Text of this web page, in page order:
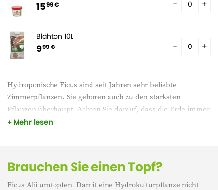
Hydroponische Ficus sind seit Jahren sehr beliebte
Zimmerpflanzen. Sie gehören auch zu den stärksten
Pflanzen überhaupt. Achten Sie darauf, dass die Erde immer
leicht feucht ist, und stellen Sie die Pflanze an einen Ort mit
Mehr lesen
1599 €
Blähton 10L
999 €
Brauchen Sie einen Topf?
Ficus Alii umtopfen. Damit eine Hydrokulturpflanze nicht